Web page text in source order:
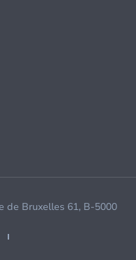
de Bruxelles 61, B-5000